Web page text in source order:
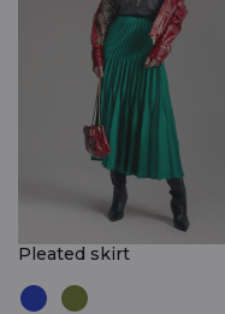
Pleated skirt